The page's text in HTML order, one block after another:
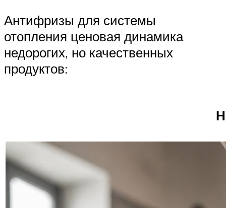
Антифризы для системы
отопления ценовая динамика
недорогих, но качественных
продуктов: